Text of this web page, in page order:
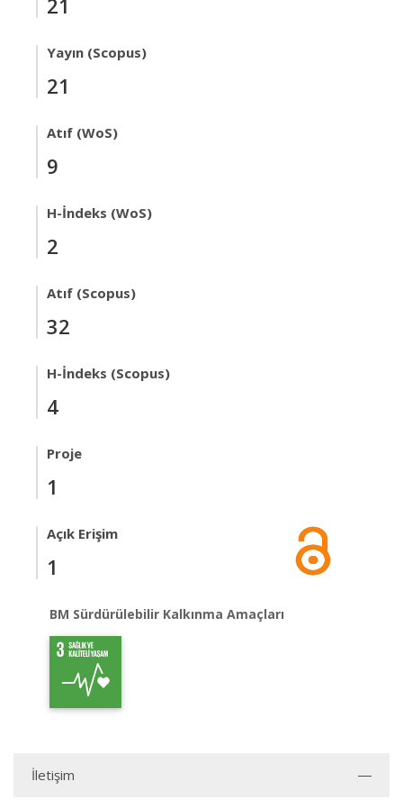
21
Yayın (Scopus)
21
Atıf (WoS)
9
H-İndeks (WoS)
2
Atıf (Scopus)
32
H-İndeks (Scopus)
4
Proje
1
Açık Erişim
1
BM Sürdürülebilir Kalkınma Amaçları
İletişim